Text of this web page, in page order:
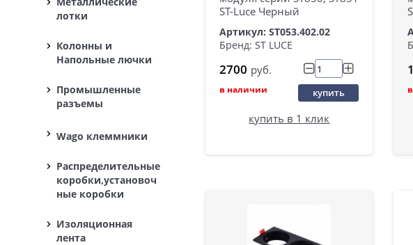
лотки
Колонны и
Напольные лючки
Промышленные
разъемы
Wago клеммники
Распределительные
коробки,установоч
ные коробки
Изоляционная
лента
ST-Luce Черный
Артикул: ST053.402.02
Бренд: ST LUCE
2700 руб.
в наличии купить
купить в 1 клик